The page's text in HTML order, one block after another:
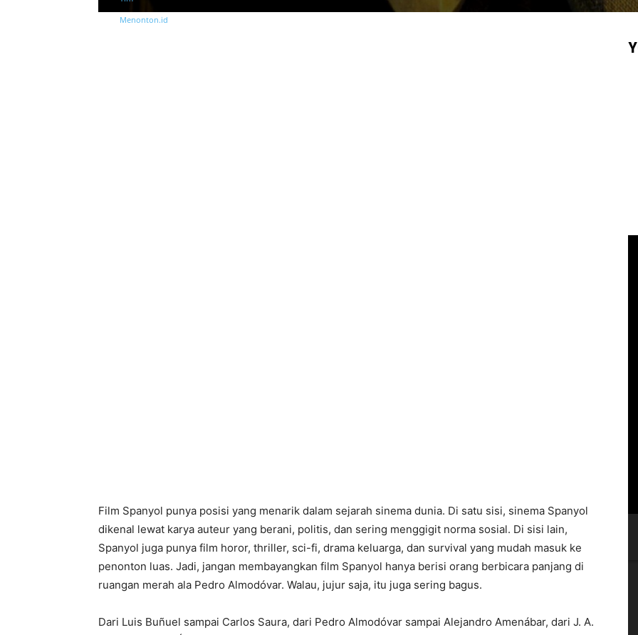
Film Spanyol punya posisi yang menarik dalam sejarah sinema dunia. Di satu sisi, sinema Spanyol
dikenal lewat karya auteur yang berani, politis, dan sering menggigit norma sosial. Di sisi lain,
Spanyol juga punya film horor, thriller, sci-fi, drama keluarga, dan survival yang mudah masuk ke
penonton luas. Jadi, jangan membayangkan film Spanyol hanya berisi orang berbicara panjang di
ruangan merah ala Pedro Almodóvar. Walau, jujur saja, itu juga sering bagus.
Dari Luis Buñuel sampai Carlos Saura, dari Pedro Almodóvar sampai Alejandro Amenábar, dari J. A.